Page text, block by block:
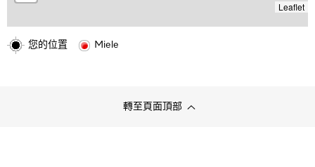
Leaflet
您的位置 Miele
轉至頁面頂部